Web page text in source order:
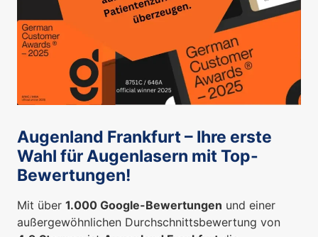
Augenland Frankfurt – Ihre erste
Wahl für Augenlasern mit Top-
Bewertungen!
Mit über 1.000 Google-Bewertungen und einer
außergewöhnlichen Durchschnittsbewertung von